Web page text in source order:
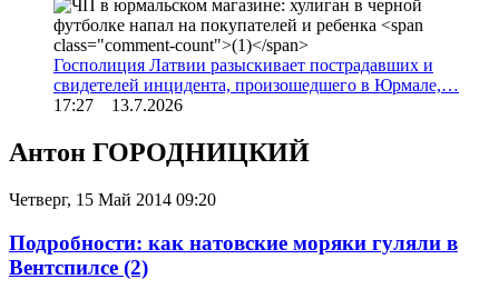
Госполиция Латвии разыскивает пострадавших и
свидетелей инцидента, произошедшего в Юрмале,…
17:27 13.7.2026
Антон ГОРОДНИЦКИЙ
Четверг, 15 Май 2014 09:20
Подробности: как натовские моряки гуляли в
Вентспилсе (2)